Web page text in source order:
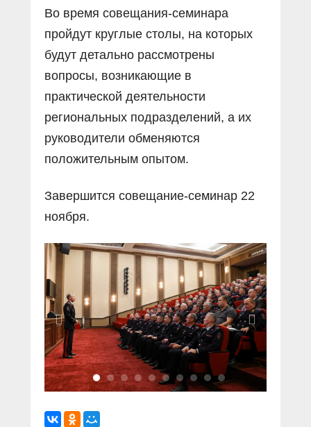
Во время совещания-семинара
пройдут круглые столы, на которых
будут детально рассмотрены
вопросы, возникающие в
практической деятельности
региональных подразделений, а их
руководители обменяются
положительным опытом.
Завершится совещание-семинар 22
ноября.